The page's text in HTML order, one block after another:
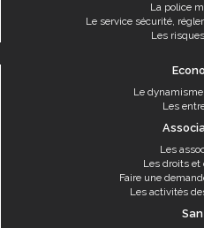
La police
Le service sécurité,
Les
Le
Les
Les
Les droits et
Faire une
Les activités